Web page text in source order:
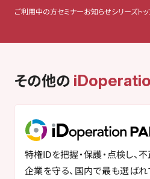
ご利用中の方セミナーお知らせシリーズト
その他の
特権IDを把握・保護・点検し、
企業を守る、国内で最も選ば